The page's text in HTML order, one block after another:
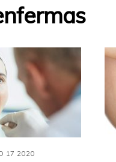
17 2020